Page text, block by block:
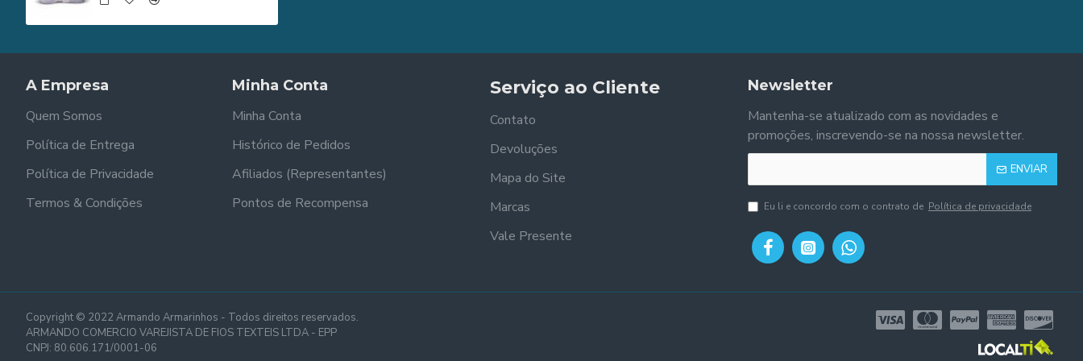
A Empresa
Quem Somos
Política de Entrega
Política de Privacidade
Termos & Condições
Minha Conta
Minha Conta
Histórico de Pedidos
Afiliados (Representantes)
Pontos de Recompensa
Serviço ao Cliente
Contato
Devoluções
Mapa do Site
Marcas
Vale Presente
Newsletter
Mantenha-se atualizado com as novidades e
promoções, inscrevendo-se na nossa newsletter.
ENVIAR
Eu li e concordo com o contrato de Política de privacidade
Copyright © 2022 Armando Armarinhos - Todos direitos reservados.
ARMANDO COMERCIO VAREJISTA DE FIOS TEXTEIS LTDA - EPP
CNPJ: 80.606.171/0001-06